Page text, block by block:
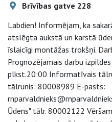
Brīvības gatve 228
Labdien! Informējam, ka
atslēgta aukstā un karstā
īslaicīgi montāžas trokšņi.
Prognozējamais darbu
plkst.20:00 Informatīvais
tālrunis: 80008989 E-pasts:
Ūdens" tālr. 80002122